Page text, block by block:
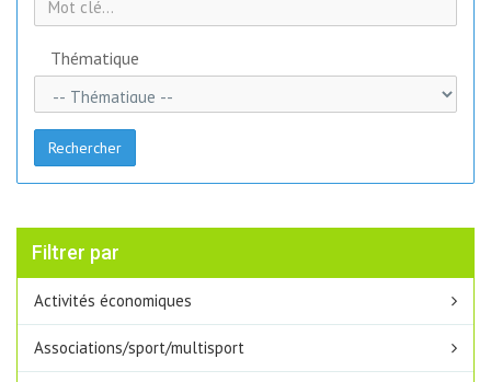
Thématique
Rechercher
Filtrer par
Activités économiques
Associations/sport/multisport